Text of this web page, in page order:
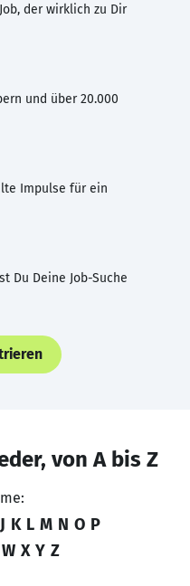
der wirklich zu Dir
und über 20.000
Impulse für ein
Du Deine Job-Suche
von A bis Z
J K L M N O P
W X Y Z